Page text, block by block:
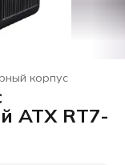
корпус
ATX RT7-